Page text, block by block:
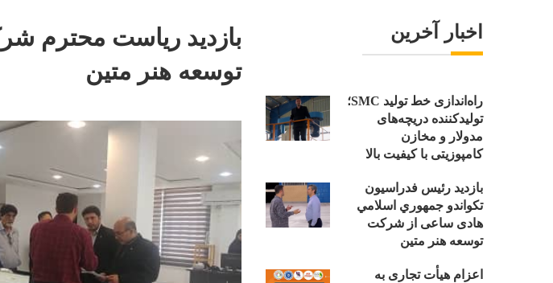
اخبار آخرین
راه‌اندازی خط تولید SMC؛
تولیدکننده دریچه‌های
مدولار و مخازن
کامپوزیتی با کیفیت بالا
بازدید رئیس فدراسیون
تکواندو جمهوري اسلامي
هادی ساعی از شرکت
توسعه هنر متین
اعزام هیأت تجاری به
بازدید ریاست محترم
توسعه هنر متین